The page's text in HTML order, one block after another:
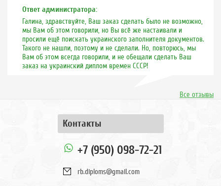
Ответ администратора:
Галина, здравствуйте, Ваш заказ сделать было не возможно,
мы Вам об этом говорили, но Вы всё же настаивали и
просили ещё поискать украинского заполнителя документов.
Такого не нашли, поэтому и не сделали. Но, повторюсь, мы
Вам об этом всегда говорили, и не обещали сделать Ваш
заказ на украинский диплом времен СССР!
Все отзывы
Контакты
+7 (950) 098-72-21
rb.diploms@gmail.com